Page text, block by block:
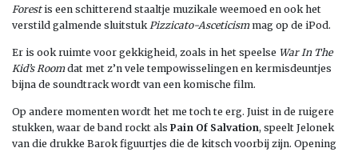
Forestis een schitterend staaltje muzikale weemoed en ook het
verstild galmende sluitstuk Pizzicato-Asceticismmag op de iPod.
Er is ook ruimte voor gekkigheid, zoals in het speelse War In The
Kid’s Roomdat met z’n vele tempowisselingen en kermisdeuntjes
bijna de soundtrack wordt van een komische film.
Op andere momenten wordt het me toch te erg. Juist in de ruigere
stukken, waar de band rockt als Pain Of Salvation, speelt Jelonek
van die drukke Barok figuurtjes die de kitsch voorbij zijn. Opening